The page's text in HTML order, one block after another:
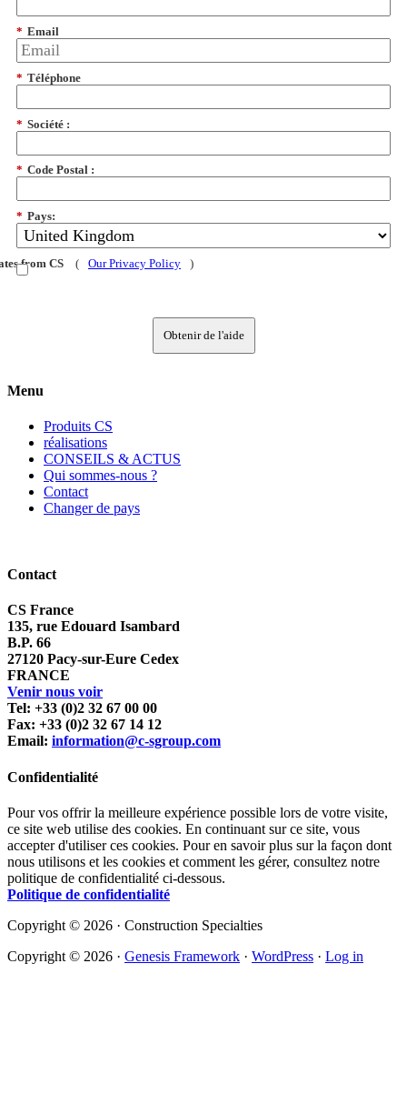
* Email
* Téléphone
* Société :
* Code Postal :
* Pays:
from CS ( Our Privacy Policy )
Obtenir de l'aide
Menu
Produits CS
réalisations
CONSEILS & ACTUS
Qui sommes-nous ?
Contact
Changer de pays
Contact
CS France
135, rue Edouard Isambard
B.P. 66
27120 Pacy-sur-Eure Cedex
FRANCE
Venir nous voir
Tel: +33 (0)2 32 67 00 00
Fax: +33 (0)2 32 67 14 12
Email: information@c-sgroup.com
Confidentialité
Pour vos offrir la meilleure expérience possible lors de votre visite,
ce site web utilise des cookies. En continuant sur ce site, vous
accepter d'utiliser ces cookies. Pour en savoir plus sur la façon dont
nous utilisons et les cookies et comment les gérer, consultez notre
politique de confidentialité ci-dessous.
Politique de confidentialité
Copyright © 2026 · Construction Specialties
Copyright © 2026 · Genesis Framework · WordPress · Log in